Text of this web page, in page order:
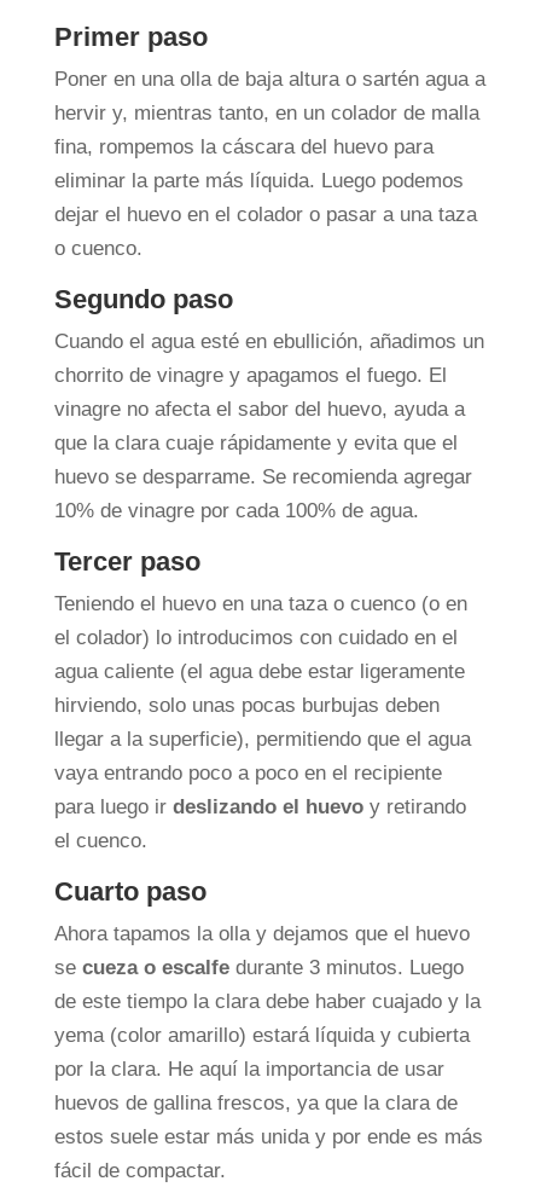
Primer paso
Poner en una olla de baja altura o sartén agua a
hervir y, mientras tanto, en un colador de malla
fina, rompemos la cáscara del huevo para
eliminar la parte más líquida. Luego podemos
dejar el huevo en el colador o pasar a una taza
o cuenco.
Segundo paso
Cuando el agua esté en ebullición, añadimos un
chorrito de vinagre y apagamos el fuego. El
vinagre no afecta el sabor del huevo, ayuda a
que la clara cuaje rápidamente y evita que el
huevo se desparrame. Se recomienda agregar
10% de vinagre por cada 100% de agua.
Tercer paso
Teniendo el huevo en una taza o cuenco (o en
el colador) lo introducimos con cuidado en el
agua caliente (el agua debe estar ligeramente
hirviendo, solo unas pocas burbujas deben
llegar a la superficie), permitiendo que el agua
vaya entrando poco a poco en el recipiente
para luego ir deslizando el huevoy retirando
el cuenco.
Cuarto paso
Ahora tapamos la olla y dejamos que el huevo
se cueza o escalfedurante 3 minutos. Luego
de este tiempo la clara debe haber cuajado y la
yema (color amarillo) estará líquida y cubierta
por la clara. He aquí la importancia de usar
huevos de gallina frescos, ya que la clara de
estos suele estar más unida y por ende es más
fácil de compactar.